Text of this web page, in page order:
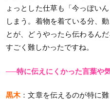
ょっとした仕草も「今っぽい
しまう。着物を着ている分、
とが、どうやったら伝わるん
すごく難しかったですね。
──特に伝えにくかった言葉や
黒木：文章を伝えるのが特に